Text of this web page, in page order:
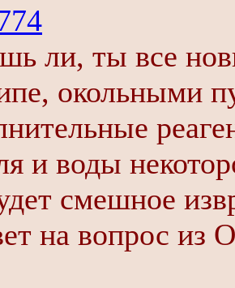
ли, ты все
окольными
и воды
смешное
на вопрос из